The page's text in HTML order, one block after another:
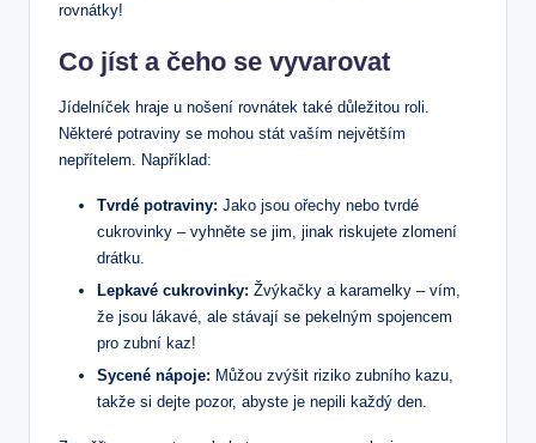
rovnátky!
Co jíst a čeho se vyvarovat
Jídelníček hraje u nošení rovnátek také důležitou roli.
Některé potraviny se mohou stát vaším největším
nepřítelem. Například:
Tvrdé potraviny: Jako jsou ořechy nebo tvrdé
cukrovinky – vyhněte se jim, jinak riskujete zlomení
drátku.
Lepkavé cukrovinky: Žvýkačky a karamelky – vím,
že jsou lákavé, ale stávají se pekelným spojencem
pro zubní kaz!
Sycené nápoje: Můžou zvýšit riziko zubního kazu,
takže si dejte pozor, abyste je nepili každý den.